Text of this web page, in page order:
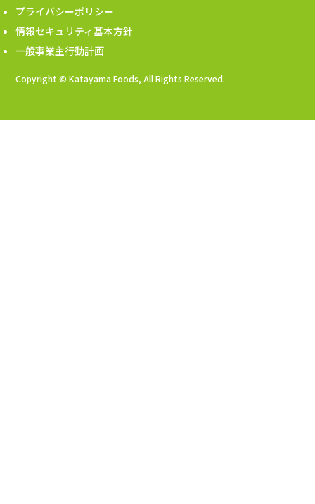
プライバシーポリシー
情報セキュリティ基本方針
一般事業主行動計画
Copyright © Katayama Foods, All Rights Reserved.